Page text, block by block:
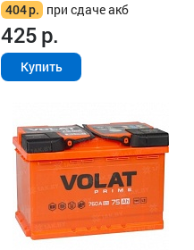
404р. при сдаче акб
425р.
Купить